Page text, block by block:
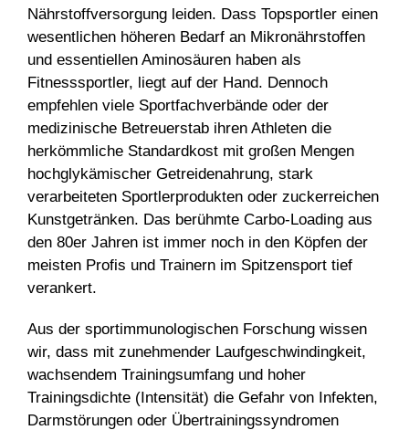
Nährstoffversorgung leiden. Dass Topsportler einen
wesentlichen höheren Bedarf an Mikronährstoffen
und essentiellen Aminosäuren haben als
Fitnesssportler, liegt auf der Hand. Dennoch
empfehlen viele Sportfachverbände oder der
medizinische Betreuerstab ihren Athleten die
herkömmliche Standardkost mit großen Mengen
hochglykämischer Getreidenahrung, stark
verarbeiteten Sportlerprodukten oder zuckerreichen
Kunstgetränken. Das berühmte Carbo-Loading aus
den 80er Jahren ist immer noch in den Köpfen der
meisten Profis und Trainern im Spitzensport tief
verankert.
Aus der sportimmunologischen Forschung wissen
wir, dass mit zunehmender Laufgeschwindingkeit,
wachsendem Trainingsumfang und hoher
Trainingsdichte (Intensität) die Gefahr von Infekten,
Darmstörungen oder Übertrainingssyndromen